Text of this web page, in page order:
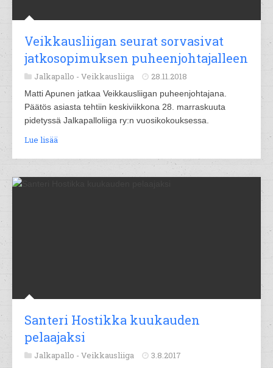
Veikkausliigan seurat sorvasivat
jatkosopimuksen puheenjohtajalleen
Jalkapallo - Veikkausliiga 28.11.2018
Matti Apunen jatkaa Veikkausliigan puheenjohtajana.
Päätös asiasta tehtiin keskiviikkona 28. marraskuuta
pidetyssä Jalkapalloliiga ry:n vuosikokouksessa.
Lue lisää
Santeri Hostikka kuukauden
pelaajaksi
Jalkapallo - Veikkausliiga 3.8.2017